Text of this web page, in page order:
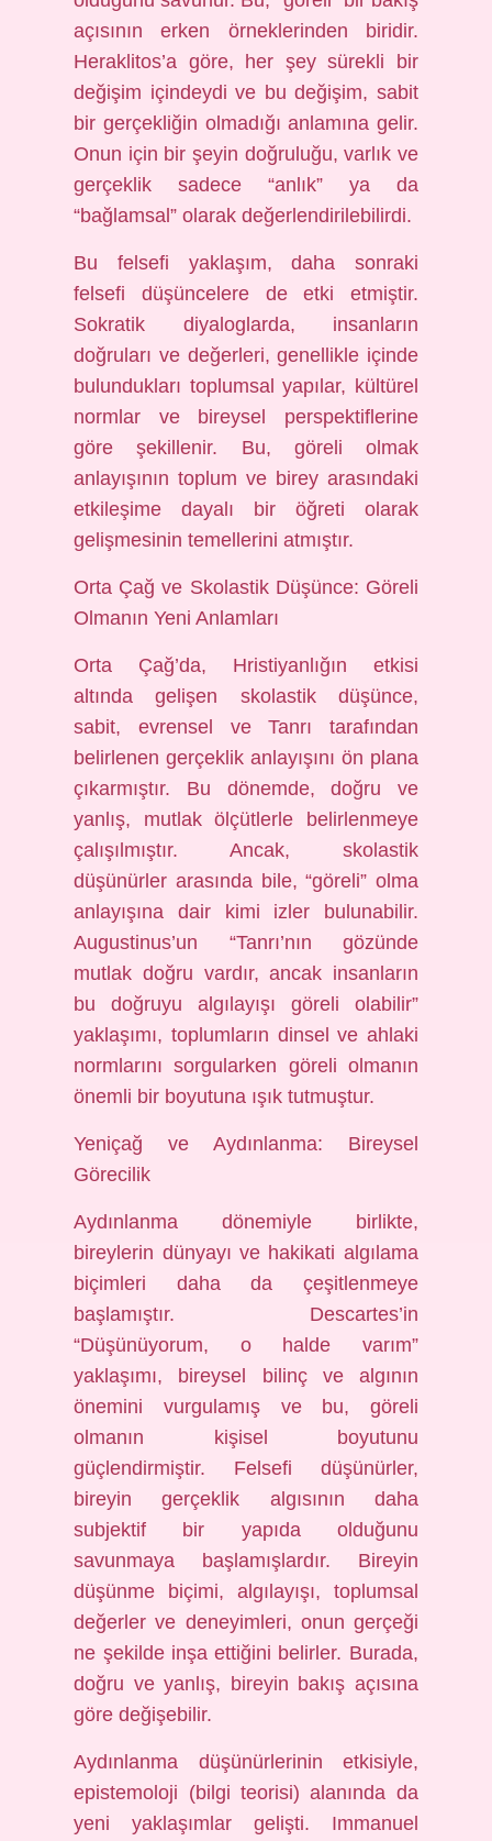
açısının erken örneklerinden biridir.
Heraklitos’a göre, her şey sürekli bir
değişim içindeydi ve bu değişim, sabit
bir gerçekliğin olmadığı anlamına gelir.
Onun için bir şeyin doğruluğu, varlık ve
gerçeklik sadece “anlık” ya da
“bağlamsal” olarak değerlendirilebilirdi.
Bu felsefi yaklaşım, daha sonraki
felsefi düşüncelere de etki etmiştir.
Sokratik diyaloglarda, insanların
doğruları ve değerleri, genellikle içinde
bulundukları toplumsal yapılar, kültürel
normlar ve bireysel perspektiflerine
göre şekillenir. Bu, göreli olmak
anlayışının toplum ve birey arasındaki
etkileşime dayalı bir öğreti olarak
gelişmesinin temellerini atmıştır.
Orta Çağ ve Skolastik Düşünce: Göreli
Olmanın Yeni Anlamları
Orta Çağ’da, Hristiyanlığın etkisi
altında gelişen skolastik düşünce,
sabit, evrensel ve Tanrı tarafından
belirlenen gerçeklik anlayışını ön plana
çıkarmıştır. Bu dönemde, doğru ve
yanlış, mutlak ölçütlerle belirlenmeye
çalışılmıştır. Ancak, skolastik
düşünürler arasında bile, “göreli” olma
anlayışına dair kimi izler bulunabilir.
Augustinus’un “Tanrı’nın gözünde
mutlak doğru vardır, ancak insanların
bu doğruyu algılayışı göreli olabilir”
yaklaşımı, toplumların dinsel ve ahlaki
normlarını sorgularken göreli olmanın
önemli bir boyutuna ışık tutmuştur.
Yeniçağ ve Aydınlanma: Bireysel
Görecilik
Aydınlanma dönemiyle birlikte,
bireylerin dünyayı ve hakikati algılama
biçimleri daha da çeşitlenmeye
başlamıştır. Descartes’in
“Düşünüyorum, o halde varım”
yaklaşımı, bireysel bilinç ve algının
önemini vurgulamış ve bu, göreli
olmanın kişisel boyutunu
güçlendirmiştir. Felsefi düşünürler,
bireyin gerçeklik algısının daha
subjektif bir yapıda olduğunu
savunmaya başlamışlardır. Bireyin
düşünme biçimi, algılayışı, toplumsal
değerler ve deneyimleri, onun gerçeği
ne şekilde inşa ettiğini belirler. Burada,
doğru ve yanlış, bireyin bakış açısına
göre değişebilir.
Aydınlanma düşünürlerinin etkisiyle,
epistemoloji (bilgi teorisi) alanında da
yeni yaklaşımlar gelişti. Immanuel